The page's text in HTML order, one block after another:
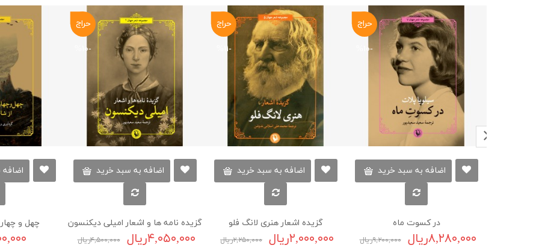
حراج
-۱۰%
اضافه به سبد خرید
در کسوت ماه
۸,۲۸۰,۰۰۰ریال ۹,۲۰۰,۰۰۰ریال
حراج
-۱۱%
اضافه به سبد خرید
گزیده اشعار هنری لانگ فلو
۲,۰۰۰,۰۰۰ریال ۲,۲۵۰,۰۰۰ریال
حراج
-۱۰%
اضافه به سبد خرید
گزیده نامه ها و اشعار امیلی دیکنسون
۴,۰۵۰,۰۰۰ریال ۴,۵۰۰,۰۰۰ریال
چهل و